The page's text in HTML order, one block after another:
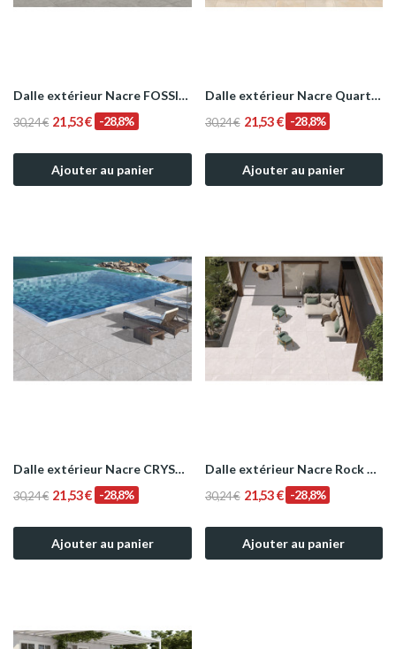
Dalle extérieur Nacre FOSSIL GRIS 2.0 R11 60x60 cm
30,24 € 21,53 € -28,8%
Ajouter au panier
Dalle extérieur Nacre Quartzite Pearl - 2.0 R11...
30,24 € 21,53 € -28,8%
Ajouter au panier
Dalle extérieur Nacre CRYSTAL GRIS 2.0 R11...
30,24 € 21,53 € -28,8%
Ajouter au panier
Dalle extérieur Nacre Rock Bianco - 2.0 R11...
30,24 € 21,53 € -28,8%
Ajouter au panier